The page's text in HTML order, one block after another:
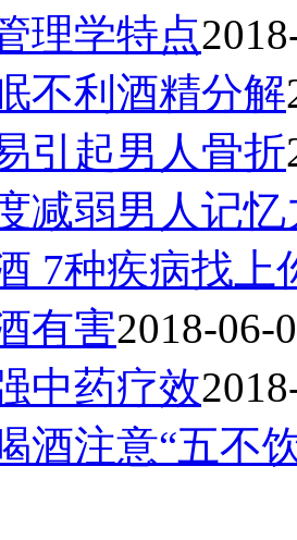
理学特点
不利酒精分解
引起男人骨折
减弱男人记忆
7种疾病找上
有害2018-06-
中药疗效
酒注意“五不